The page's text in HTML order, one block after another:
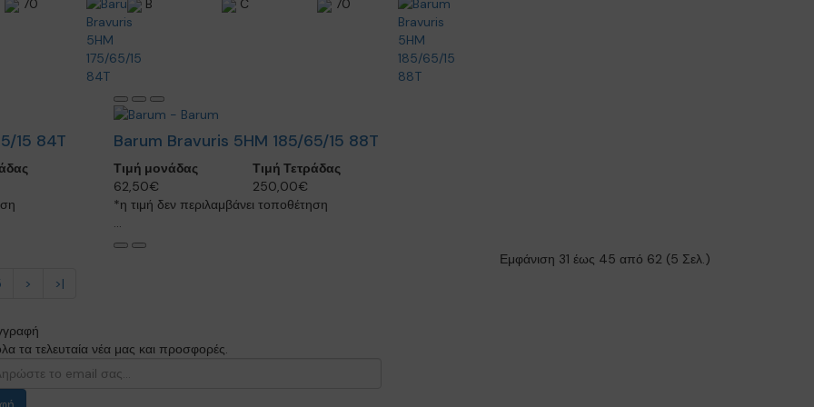
70
15 84T
B C 70
Barum Bravuris 5HM 185/65/15 88T
Τιμή μονάδας
Τιμή Τετράδας
62,50€
250,00€
*η τιμή δεν περιλαμβάνει τοποθέτηση
...
> >|
Εμφάνιση 31 έως 45 από 62 (5 Σελ.)
τα τελευταία νέα μας και προσφορές.